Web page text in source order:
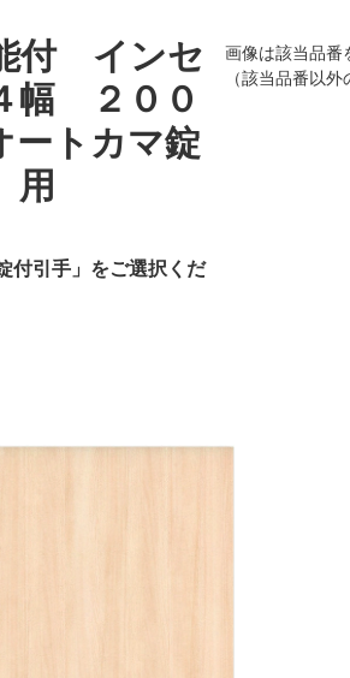
付 インセ
幅 ２００
トカマ錠
用
付引手」をご選択くだ
画像は該当品番
（該当品番以